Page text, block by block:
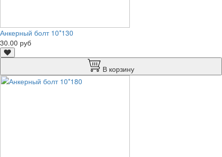
Анкерный болт 10*130
30.00 руб
В корзину